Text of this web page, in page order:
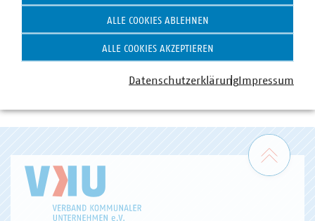
morgenstern(at)vku(dot)de
Zum
ALLE COOKIES ABLEHNEN
ALLE COOKIES AKZEPTIEREN
DatenschutzerklärungImpressum